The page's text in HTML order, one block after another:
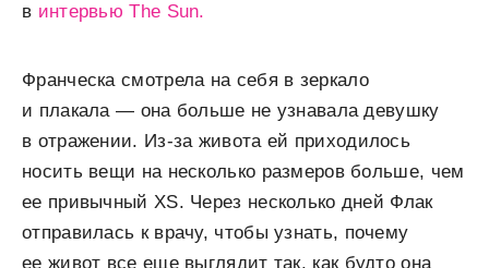
в интервью The Sun.
Франческа смотрела на себя в зеркало
и плакала — она больше не узнавала девушку
в отражении. Из-за живота ей приходилось
носить вещи на несколько размеров больше, чем
ее привычный XS. Через несколько дней Флак
отправилась к врачу, чтобы узнать, почему
ее живот все еще выглядит так, как будто она